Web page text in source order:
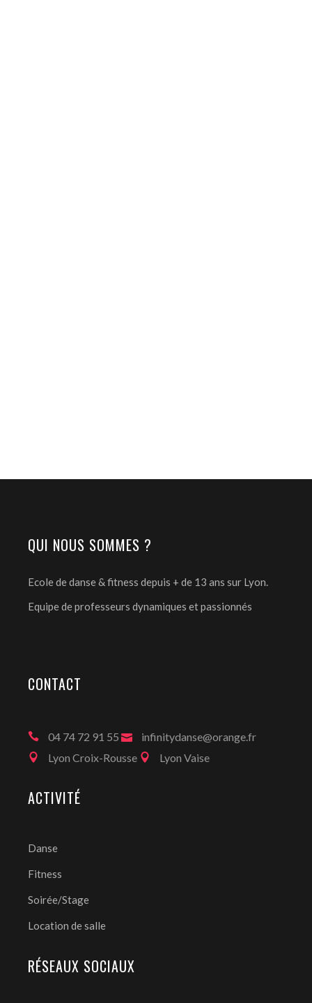
QUI NOUS SOMMES ?
Ecole de danse & fitness depuis + de 13 ans sur Lyon.
Equipe de professeurs dynamiques et passionnés
CONTACT
04 74 72 91 55
infinitydanse@orange.fr
Lyon Croix-Rousse
Lyon Vaise
ACTIVITÉ
Danse
Fitness
Soirée/Stage
Location de salle
RÉSEAUX SOCIAUX